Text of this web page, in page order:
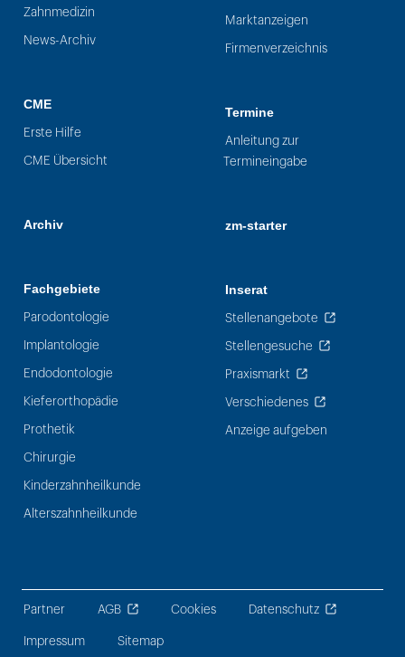
Zahnmedizin
News-Archiv
CME
Erste Hilfe
CME Übersicht
Archiv
Fachgebiete
Parodontologie
Implantologie
Endodontologie
Kieferorthopädie
Prothetik
Chirurgie
Kinderzahnheilkunde
Alterszahnheilkunde
Marktanzeigen
Firmenverzeichnis
Termine
Anleitung zur
Termineingabe
zm-starter
Inserat
Stellenangebote
Stellengesuche
Praxismarkt
Verschiedenes
Anzeige aufgeben
Partner AGB Cookies Datenschutz
Impressum Sitemap